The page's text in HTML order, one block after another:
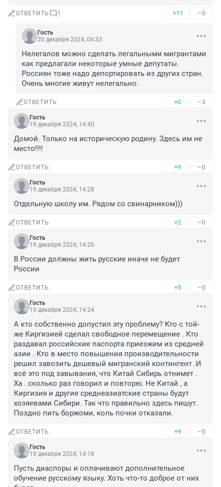
ОТВЕТИТЬ 1 +11 –0
Гость
20 декабря 2024, 04:33
Нелегалов можно сделать легальными мигрантами
как предлагали некоторые умные депутаты.
Россиян тоже надо депортировать из других стран.
Очень многие живут нелегально.
ОТВЕТИТЬ +0 –3
Гость
19 декабря 2024, 14:40
Домой. Только на историческую родину. Здесь им не
место!!!!
ОТВЕТИТЬ +9 –0
Гость
19 декабря 2024, 14:28
Отдельную школу им. Рядом со свинарником)))
ОТВЕТИТЬ +2 –0
Гость
19 декабря 2024, 14:26
В России должны жить русские иначе не будет
России
ОТВЕТИТЬ +5 –0
Гость
19 декабря 2024, 14:24
А кто собственно допустил эту проблему? Кто с той-
же Киргизией сделал свободное перемещение . Кто
раздавал российские паспорта приезжим из средней
азии . Кто в место повышения производительности
решил завозить дешевый мигранский контингент .И
всё это под завывания, что Китай Сибирь отнимет .
Ха . сколько раз говорил и повторю. Не Китай , а
Киргизия и другие среднеазиатские страны будут
хозяевами Сибири. Так что правильно здесь пишут.
Поздно пить боржоми, коль почки отказали.
ОТВЕТИТЬ +9 –0
Гость
19 декабря 2024, 14:18
Пусть диаспоры и оплачивают дополнительное
обучение русскому языку. Хоть что-то доброе от них